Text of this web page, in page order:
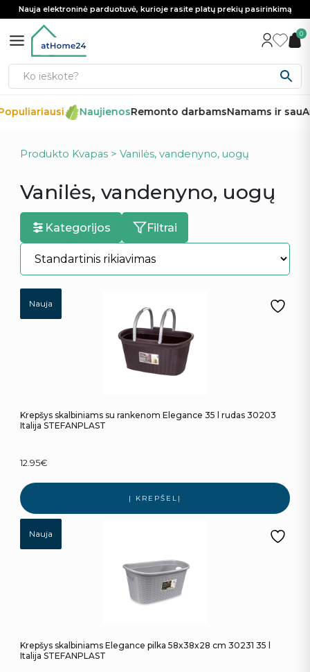
Nauja elektroninė parduotuvė, kurioje rasite platų prekių pasirinkimą
0
NaujienosRemonto darbamsNamams ir sau
Produkto Kvapas > Vanilės, vandenyno, uogų
Vanilės, vandenyno, uogų
Kategorijos Filtrai
Nauja
Krepšys skalbiniams su rankenom Elegance 35 l rudas 30203
Italija STEFANPLAST
12.95€
Į KREPŠELĮ
Nauja
Krepšys skalbiniams Elegance pilka 58x38x28 cm 30231 35 l
Italija STEFANPLAST